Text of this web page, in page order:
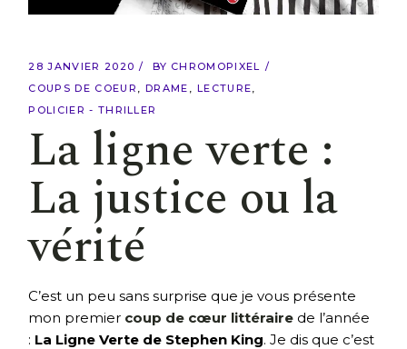
28 JANVIER 2020 BY CHROMOPIXEL
COUPS DE COEUR
DRAME
LECTURE
POLICIER - THRILLER
La ligne verte :
La justice ou la
vérité
C’est un peu sans surprise que je vous présente
mon premier coup de cœur littéraire de l’année
: La Ligne Verte de Stephen King. Je dis que c’est